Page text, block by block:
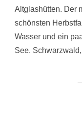
Altglashütten. Der
schönsten
Wasser und ein
See.